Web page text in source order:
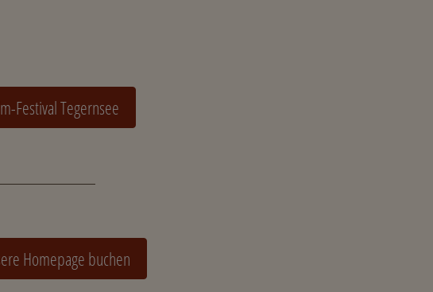
Festival Tegernsee
Homepage buchen